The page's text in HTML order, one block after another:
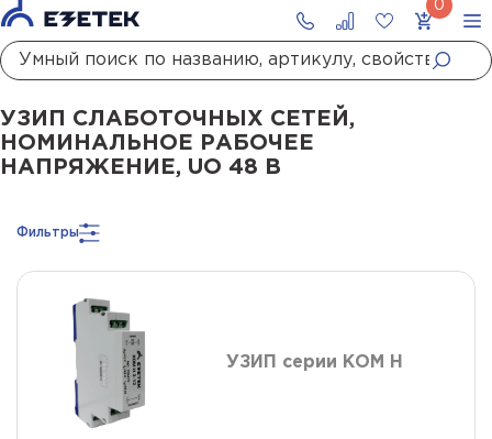
ГлавнаяКаталог УЗИПУЗИП систем передачи данныхУЗИП
УЗИП СЛАБОТОЧНЫХ СЕТЕЙ,
НОМИНАЛЬНОЕ РАБОЧЕЕ
НАПРЯЖЕНИЕ, UO 48 В
Фильтры
УЗИП серии КОМ Н